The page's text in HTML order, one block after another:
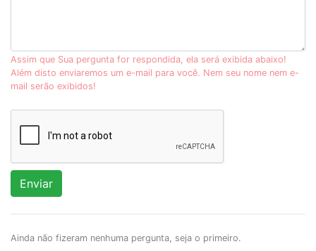
Assim que Sua pergunta for respondida, ela será exibida abaixo!
Além disto enviaremos um e-mail para você. Nem seu nome nem e-
mail serão exibidos!
Enviar
Ainda não fizeram nenhuma pergunta, seja o primeiro.